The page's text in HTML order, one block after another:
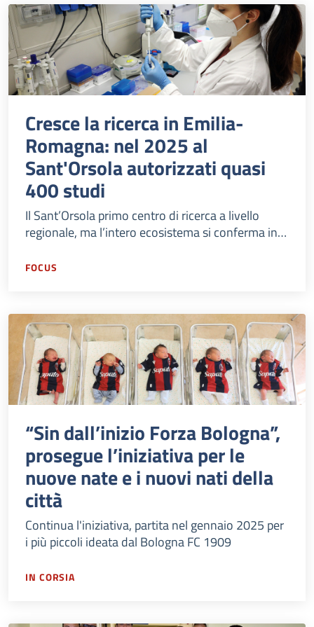
Cresce la ricerca in Emilia-
Romagna: nel 2025 al
Sant'Orsola autorizzati quasi
400 studi
Il Sant’Orsola primo centro di ricerca a livello
regionale, ma l’intero ecosistema si conferma in
precisione.
FOCUS
“Sin dall’inizio Forza Bologna”,
prosegue l’iniziativa per le
nuove nate e i nuovi nati della
città
Continua l'iniziativa, partita nel gennaio 2025 per
i più piccoli ideata dal Bologna FC 1909
IN CORSIA